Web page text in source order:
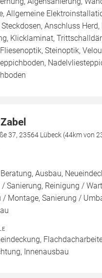
Allgemeine
Anschluss Herd,
Klicklaminat,
Steinoptik,
37, 23564 Lübeck (44km von
Ausbau,
Sanierung, Reinigung /
/ Montage, Sanierung /
Innenausbau